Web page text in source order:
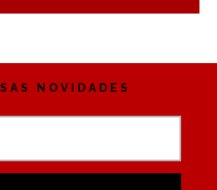
NOVIDADES